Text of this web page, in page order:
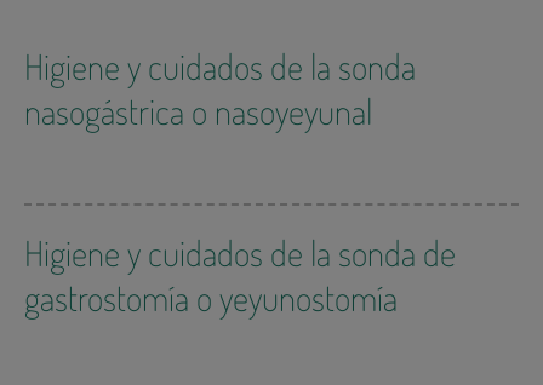
Higiene y cuidados de la sonda
nasogástrica o nasoyeyunal
Higiene y cuidados de la sonda de
gastrostomía o yeyunostomía